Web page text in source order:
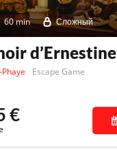
60 min Сложный
d’Ernestine
Escape Game
€